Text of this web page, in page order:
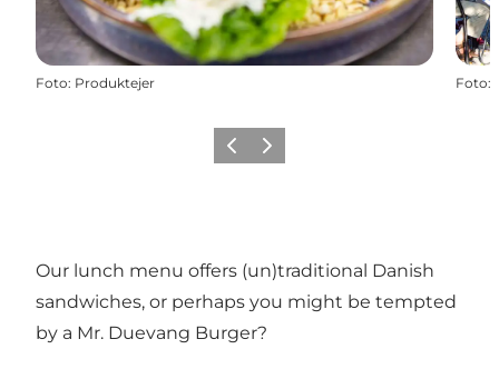
Foto: Produktejer Foto:
Vorige Volgende
Our lunch menu offers (un)traditional Danish
sandwiches, or perhaps you might be tempted
by a Mr. Duevang Burger?